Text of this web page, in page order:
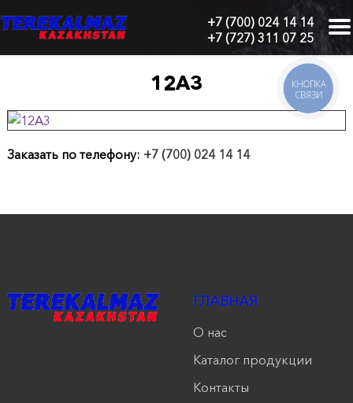
+7 (700) 024 14 14
+7 (727) 311 07 25
Алматы,
Тау",
блок
"Б",
офис
О
нас
12А3
Заказать по телефону: +7 (700) 024 14 14
ГЛАВНАЯ
О нас
Каталог продукции
Контакты
КНОПКА
СВЯЗИ